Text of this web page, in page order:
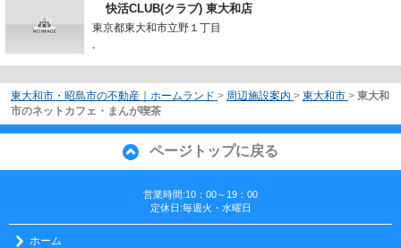
快活CLUB(クラブ) 東大和店
東京都東大和市立野１丁目
-
東大和市・昭島市の不動産｜ホームランド > 周辺施設案内 > 東大和市 > 東大和
市のネットカフェ・まんが喫茶
ページトップに戻る
営業時間:10：00～19：00
定休日:毎週火・水曜日
ホーム